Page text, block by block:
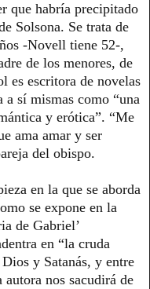
que habría precipitado
Solsona. Se trata de
-Novell tiene 52-,
de los menores, de
es escritora de novelas
a sí mismas como “una
y erótica”. “Me
ama amar y ser
del obispo.
en la que se aborda
se expone en la
de Gabriel’
en “la cruda
y Satanás, y entre
nos sacudirá de